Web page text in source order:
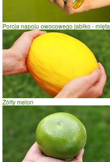
Porcja napoju owocowego jabłko - mięta
Żółty melon